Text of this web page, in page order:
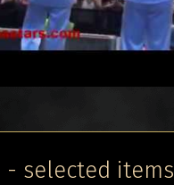
- selected items